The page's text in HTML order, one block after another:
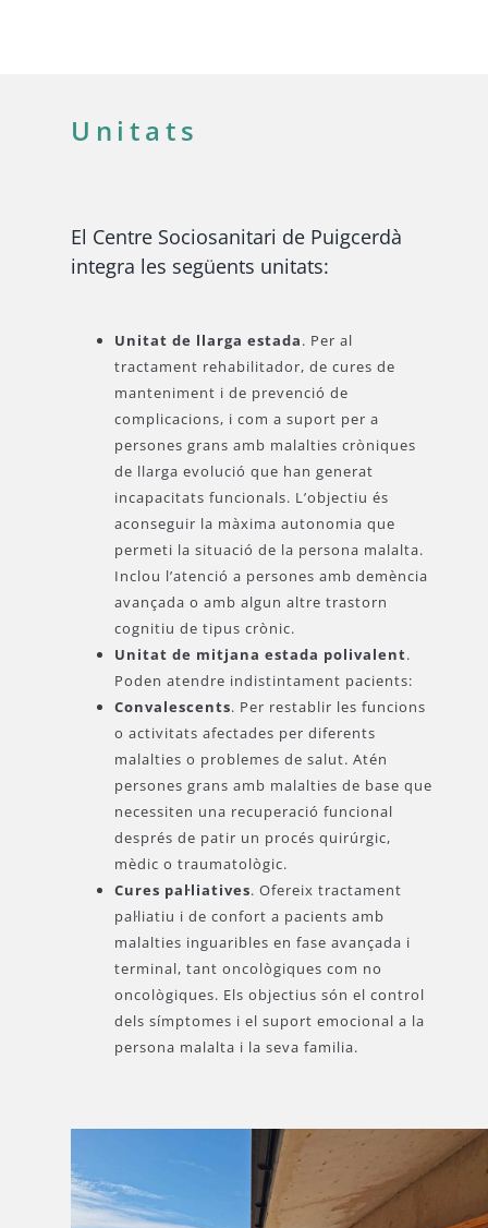
Unitats
El Centre Sociosanitari de Puigcerdà
integra les següents unitats:
Unitat de llarga estada. Per al
tractament rehabilitador, de cures de
manteniment i de prevenció de
complicacions, i com a suport per a
persones grans amb malalties cròniques
de llarga evolució que han generat
incapacitats funcionals. L’objectiu és
aconseguir la màxima autonomia que
permeti la situació de la persona malalta.
Inclou l’atenció a persones amb demència
avançada o amb algun altre trastorn
cognitiu de tipus crònic.
Unitat de mitjana estada polivalent.
Poden atendre indistintament pacients:
Convalescents. Per restablir les funcions
o activitats afectades per diferents
malalties o problemes de salut. Atén
persones grans amb malalties de base que
necessiten una recuperació funcional
després de patir un procés quirúrgic,
mèdic o traumatològic.
Cures pal·liatives. Ofereix tractament
pal·liatiu i de confort a pacients amb
malalties inguaribles en fase avançada i
terminal, tant oncològiques com no
oncològiques. Els objectius són el control
dels símptomes i el suport emocional a la
persona malalta i la seva familia.